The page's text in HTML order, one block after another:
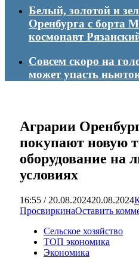
Белый, золотой и
Оренбурга с борта
космонавт
Совсем скоро на
может упасть
Аграрии
покупают новую
оборудование на
условиях
16:55 / 20.08.202420.08.2024
ПросвиркинаОставить
Сельское хозяйство
ТОП экономика
Экономика